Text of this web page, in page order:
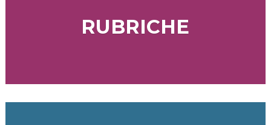
RUBRICHE